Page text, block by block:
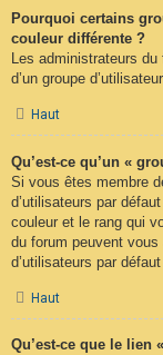
Pourquoi certains
couleur différente ?
Les administrateurs
d’un groupe
Haut
Qu’est-ce qu’un «
Si vous êtes membre
d’utilisateurs par
couleur et le rang qui
du forum peuvent
d’utilisateurs par
Haut
Qu’est-ce que le lien